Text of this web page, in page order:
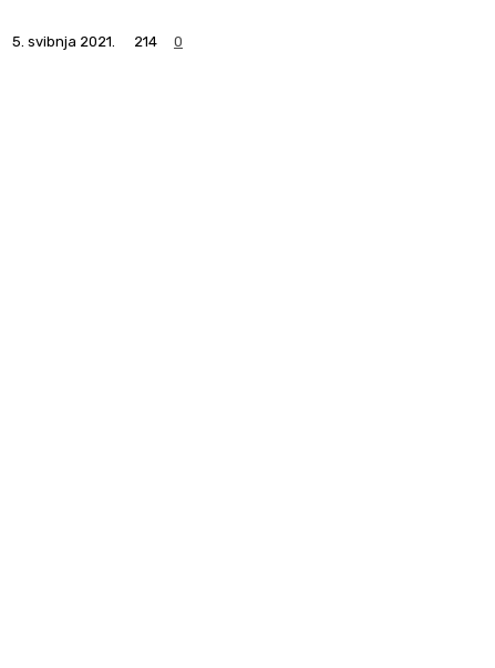
5. svibnja 2021. 214 0